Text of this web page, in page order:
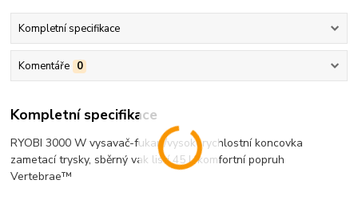
Kompletní specifikace
Komentáře 0
Kompletní specifikace
RYOBI 3000 W vysavač-fukar /vysokorychlostní koncovka
zametací trysky, sběrný vak listí 45 l, komfortní popruh
Vertebrae™